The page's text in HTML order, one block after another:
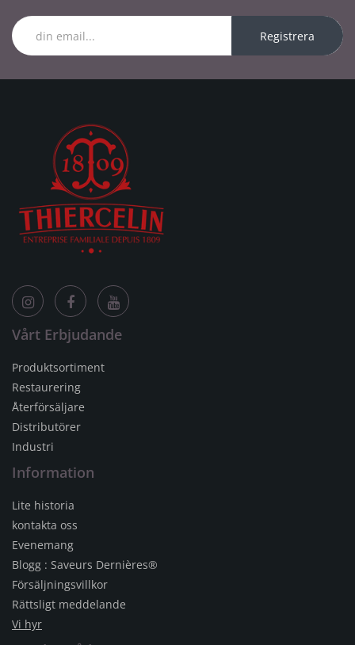
Registrera
Vårt Erbjudande
Produktsortiment
Restaurering
Återförsäljare
Distributörer
Industri
Information
Lite historia
kontakta oss
Evenemang
Blogg : Saveurs Dernières®
Försäljningsvillkor
Rättsligt meddelande
Vi hyr